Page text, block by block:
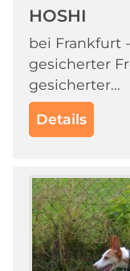
HOSHI
bei Frankfurt
gesicherter
gesicherter...
Details